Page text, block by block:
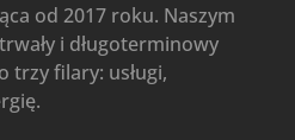
od 2017 roku. Naszym
i długoterminowy
trzy filary: usługi,